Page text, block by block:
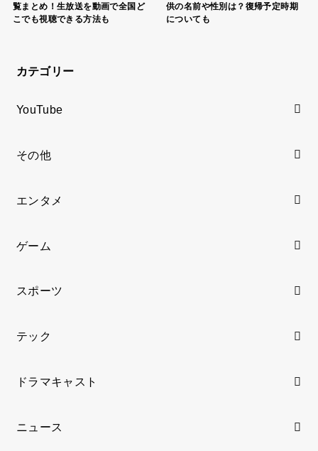
覧まとめ！生放送を動画で全国ど
こでも視聴できる方法も
供の名前や性別は？復帰予定時期
についても
カテゴリー
YouTube
その他
エンタメ
ゲーム
スポーツ
テック
ドラマキャスト
ニュース